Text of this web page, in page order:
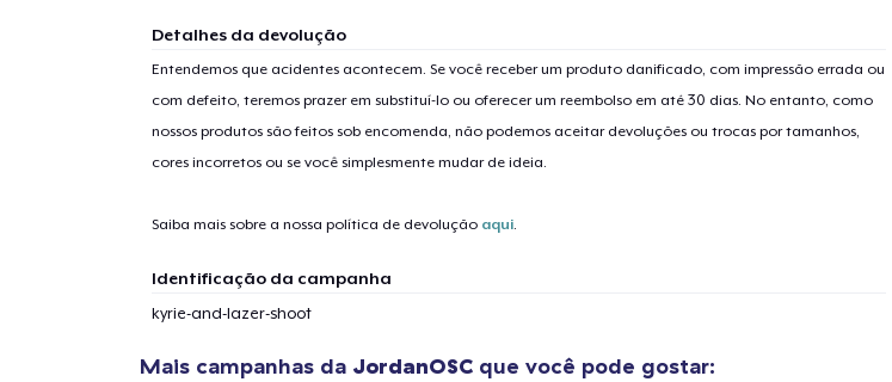
Detalhes da devolução
Entendemos que acidentes acontecem. Se você receber um produto danificado, com impressão errada ou
com defeito, teremos prazer em substituí-lo ou oferecer um reembolso em até 30 dias. No entanto, como
nossos produtos são feitos sob encomenda, não podemos aceitar devoluções ou trocas por tamanhos,
cores incorretos ou se você simplesmente mudar de ideia.
Saiba mais sobre a nossa política de devolução aqui.
Identificação da campanha
kyrie-and-lazer-shoot
Mais campanhas da JordanOSC que você pode gostar: